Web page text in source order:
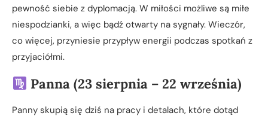
pewność siebie z dyplomacją. W miłości możliwe są miłe
niespodzianki, a więc bądź otwarty na sygnały. Wieczór,
co więcej, przyniesie przypływ energii podczas spotkań z
przyjaciółmi.
Panna (23 sierpnia – 22 września)
Panny skupią się dziś na pracy i detalach, które dotąd